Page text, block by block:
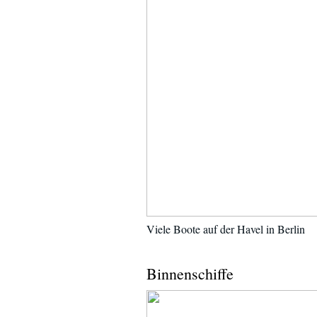
Viele Boote auf der Havel in Berlin
Binnenschiffe